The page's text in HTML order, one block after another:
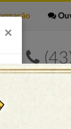
Seg. a Sex.
×